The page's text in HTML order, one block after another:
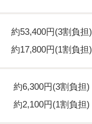
約53,400円(3割負担)
約17,800円(1割負担)
約6,300円(3割負担)
約2,100円(1割負担)